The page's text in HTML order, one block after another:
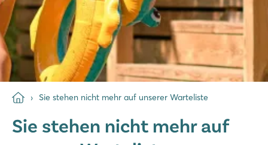
Sie stehen nicht mehr auf unserer Warteliste
Sie stehen nicht mehr auf